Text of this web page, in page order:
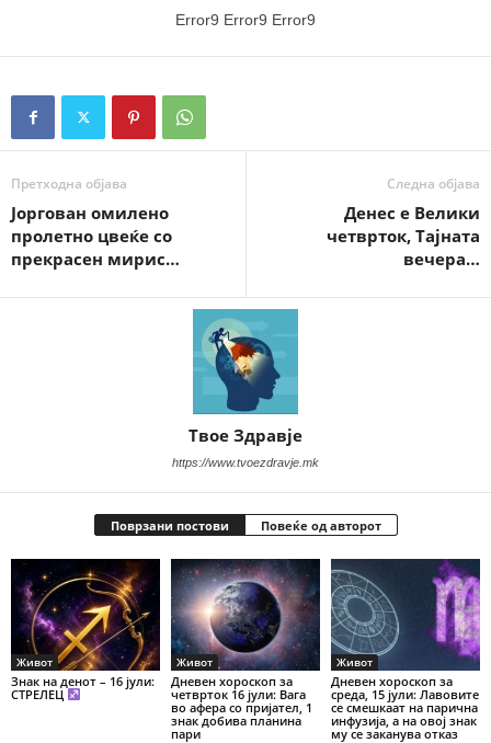
Error9 Error9 Error9
Претходна објава
Јоргован омилено
пролетно цвеќе со
прекрасен мирис…
Следна објава
Денес е Велики
четврток, Тајната
вечера…
Твое Здравје
https://www.tvoezdravje.mk
Поврзани постови Повеќе од авторот
Живот
Знак на денот – 16 јули:
СТРЕЛЕЦ
Живот
Дневен хороскоп за
четврток 16 јули: Вага
во афера со пријател, 1
знак добива планина
пари
Живот
Дневен хороскоп за
среда, 15 јули: Лавовите
се смешкаат на парична
инфузија, а на овој знак
му се заканува отказ